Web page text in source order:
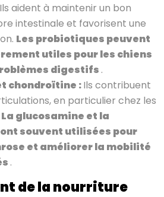
Ils aident à maintenir un bon
intestinale et favorisent une
Les probiotiques peuvent
utiles pour les chiens
digestifs .
chondroïtine :Ils contribuent
en particulier chez les
La glucosamine et la
souvent utilisées pour
et améliorer la mobilité
.
de la nourriture